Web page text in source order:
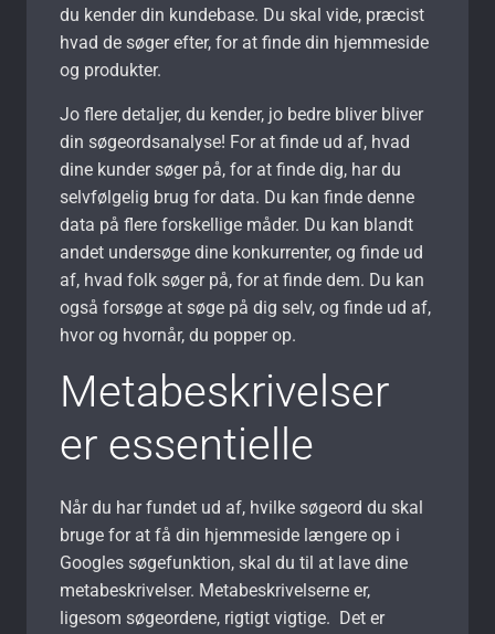
du kender din kundebase. Du skal vide, præcist
hvad de søger efter, for at finde din hjemmeside
og produkter.
Jo flere detaljer, du kender, jo bedre bliver bliver
din søgeordsanalyse! For at finde ud af, hvad
dine kunder søger på, for at finde dig, har du
selvfølgelig brug for data. Du kan finde denne
data på flere forskellige måder. Du kan blandt
andet undersøge dine konkurrenter, og finde ud
af, hvad folk søger på, for at finde dem. Du kan
også forsøge at søge på dig selv, og finde ud af,
hvor og hvornår, du popper op.
Metabeskrivelser
er essentielle
Når du har fundet ud af, hvilke søgeord du skal
bruge for at få din hjemmeside længere op i
Googles søgefunktion, skal du til at lave dine
metabeskrivelser. Metabeskrivelserne er,
ligesom søgeordene, rigtigt vigtige. Det er